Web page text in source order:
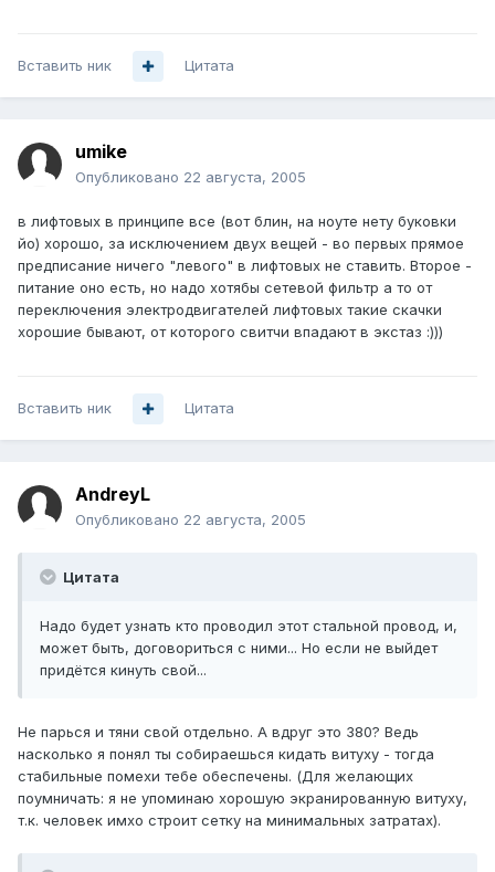
Вставить ник Цитата
umike
Опубликовано 22 августа, 2005
в лифтовых в принципе все (вот блин, на ноуте нету буковки
йо) хорошо, за исключением двух вещей - во первых прямое
предписание ничего "левого" в лифтовых не ставить. Второе -
питание оно есть, но надо хотябы сетевой фильтр а то от
переключения электродвигателей лифтовых такие скачки
хорошие бывают, от которого свитчи впадают в экстаз :)))
Вставить ник Цитата
AndreyL
Опубликовано 22 августа, 2005
Цитата
Надо будет узнать кто проводил этот стальной провод, и,
может быть, договориться с ними... Но если не выйдет
придётся кинуть свой...
Не парься и тяни свой отдельно. А вдруг это 380? Ведь
насколько я понял ты собираешься кидать витуху - тогда
стабильные помехи тебе обеспечены. (Для желающих
поумничать: я не упоминаю хорошую экранированную витуху,
т.к. человек имхо строит сетку на минимальных затратах).